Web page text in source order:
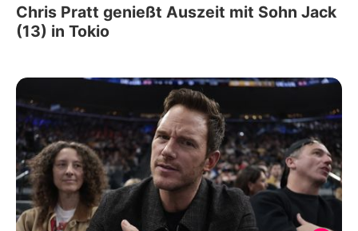
Chris Pratt genießt Auszeit mit Sohn Jack
(13) in Tokio